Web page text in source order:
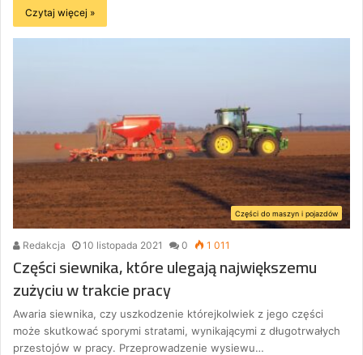
Czytaj więcej »
Części do maszyn i pojazdów
Redakcja 10 listopada 2021 0 1 011
Części siewnika, które ulegają największemu
zużyciu w trakcie pracy
Awaria siewnika, czy uszkodzenie którejkolwiek z jego części
może skutkować sporymi stratami, wynikającymi z długotrwałych
przestojów w pracy. Przeprowadzenie wysiewu…